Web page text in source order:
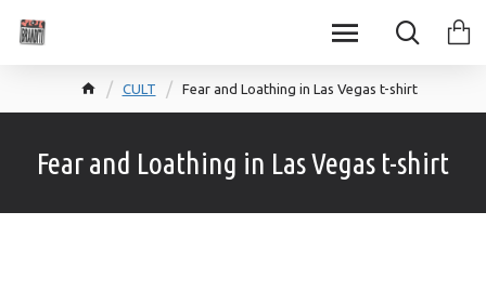
CULT Fear and Loathing in Las Vegas t-shirt
Fear and Loathing in Las Vegas t-shirt